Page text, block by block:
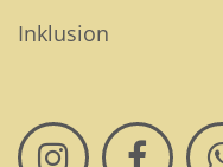
Inklusion